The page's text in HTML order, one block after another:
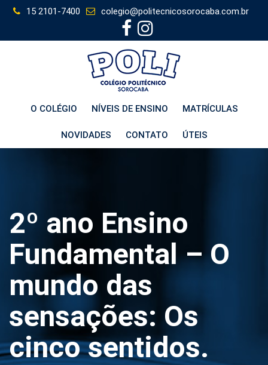
Skip
content
15 2101-7400 colegio@politecnicosorocaba.com.br
O COLÉGIO NÍVEIS DE ENSINO MATRÍCULAS
NOVIDADES CONTATO ÚTEIS
2º ano Ensino
Fundamental – O
mundo das
sensações: Os
cinco sentidos.